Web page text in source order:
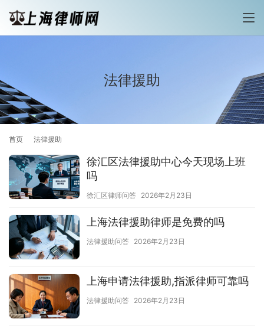
法律援助
首页 法律援助
徐汇区法律援助中心今天现场上班
吗
徐汇区律师问答 2026年2月23日
上海法律援助律师是免费的吗
法律援助问答 2026年2月23日
上海申请法律援助,指派律师可靠吗
法律援助问答 2026年2月23日